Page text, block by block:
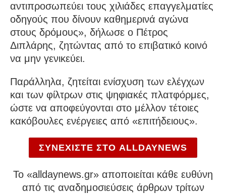
αντιπροσωπεύει τους χιλιάδες επαγγελματίες
οδηγούς που δίνουν καθημερινά αγώνα
στους δρόμους», δήλωσε ο Πέτρος
Διπλάρης, ζητώντας από το επιβατικό κοινό
να μην γενικεύει.
Παράλληλα, ζητείται ενίσχυση των ελέγχων
και των φίλτρων στις ψηφιακές πλατφόρμες,
ώστε να αποφεύγονται στο μέλλον τέτοιες
κακόβουλες ενέργειες από «επιτήδειους».
ΣΥΝΕΧΙΣΤΕ ΣΤΟ ALLDAYNEWS
To «alldaynews.gr» αποποιείται κάθε ευθύνη
από τις αναδημοσιεύσεις άρθρων τρίτων